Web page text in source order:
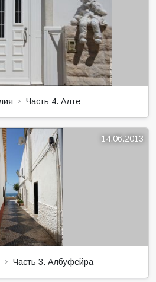
Часть 4. Алте
14.06.2013
Часть 3. Албуфейра